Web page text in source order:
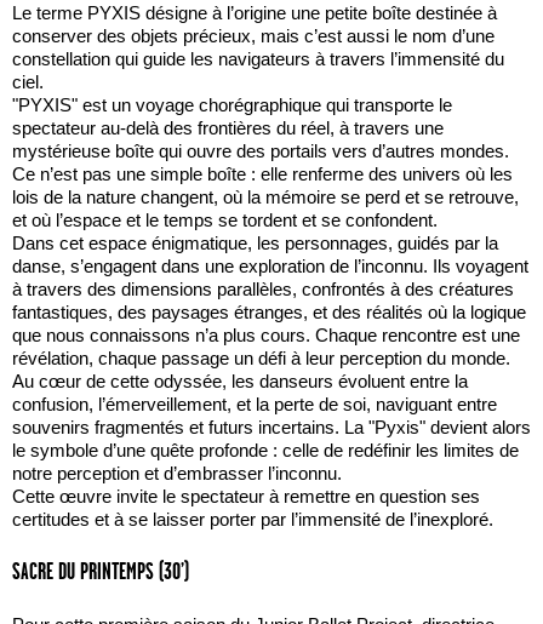
Le terme PYXIS désigne à l’origine une petite boîte destinée à
conserver des objets précieux, mais c’est aussi le nom d’une
constellation qui guide les navigateurs à travers l’immensité du
ciel.
"PYXIS" est un voyage chorégraphique qui transporte le
spectateur au-delà des frontières du réel, à travers une
mystérieuse boîte qui ouvre des portails vers d’autres mondes.
Ce n’est pas une simple boîte : elle renferme des univers où les
lois de la nature changent, où la mémoire se perd et se retrouve,
et où l’espace et le temps se tordent et se confondent.
Dans cet espace énigmatique, les personnages, guidés par la
danse, s’engagent dans une exploration de l’inconnu. Ils voyagent
à travers des dimensions parallèles, confrontés à des créatures
fantastiques, des paysages étranges, et des réalités où la logique
que nous connaissons n’a plus cours. Chaque rencontre est une
révélation, chaque passage un défi à leur perception du monde.
Au cœur de cette odyssée, les danseurs évoluent entre la
confusion, l’émerveillement, et la perte de soi, naviguant entre
souvenirs fragmentés et futurs incertains. La "Pyxis" devient alors
le symbole d’une quête profonde : celle de redéfinir les limites de
notre perception et d’embrasser l’inconnu.
Cette œuvre invite le spectateur à remettre en question ses
certitudes et à se laisser porter par l’immensité de l’inexploré.
SACRE DU PRINTEMPS (30’)